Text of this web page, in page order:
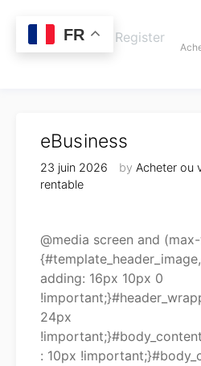
content
CartLogin / Register
eBusiness
23 juin 2026 by Acheter ou
rentable
@media screen and
adding: 16px 10px 0
24px
: 10px
FR